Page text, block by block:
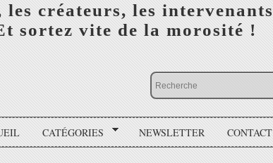
les créateurs, les
sortez vite de la morosité !
CATÉGORIES NEWSLETTER CONTACT